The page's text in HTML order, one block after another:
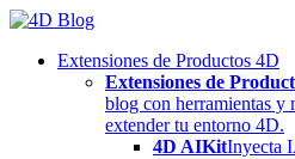
Skip
contentExtensiones de Productos 4D
Extensiones de
blog con herramientas y
extender tu entorno 4D.
4D AIKitInyecta